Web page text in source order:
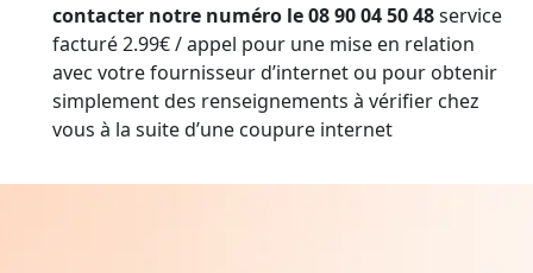
contacter notre numéro le 08 90 04 50 48service
facturé 2.99€ / appel pour une mise en relation
avec votre fournisseur d’internet ou pour obtenir
simplement des renseignements à vérifier chez
vous à la suite d’une coupure internet